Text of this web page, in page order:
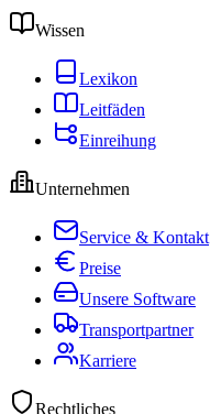
Wissen
Lexikon
Leitfäden
Einreihung
Unternehmen
Service & Kontakt
Preise
Unsere Software
Transportpartner
Karriere
Rechtliches